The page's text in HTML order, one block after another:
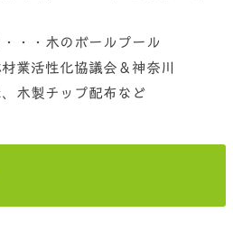
・・木のボールプール
業活性化協議会＆神奈川
木製チップ配布など